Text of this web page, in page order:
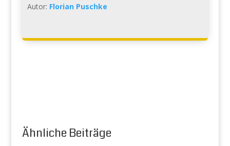
Autor: Florian Puschke
Ähnliche Beiträge